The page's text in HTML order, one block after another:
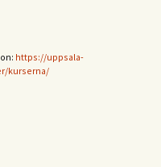
https://uppsala-
kurserna/